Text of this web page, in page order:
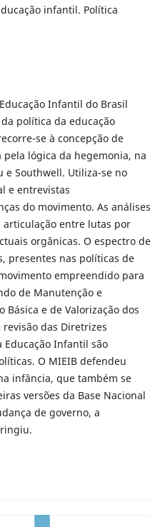
infantil. Política
Infantil do Brasil
política da educação
se à concepção de
lógica da hegemonia, na
e Southwell. Utiliza-se no
e entrevistas
do movimento. As análises
articulação entre lutas por
orgânicas. O espectro de
presentes nas políticas de
empreendido para
de Manutenção e
Básica e de Valorização dos
revisão das Diretrizes
Infantil são
O MIEIB defendeu
infância, que também se
versões da Base Nacional
de governo, a